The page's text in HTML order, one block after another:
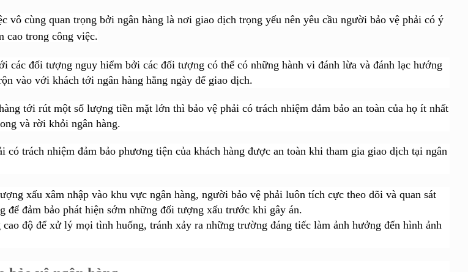
vô cùng quan trọng bởi ngân hàng là nơi giao dịch trọng yếu nên yêu cầu người bảo vệ phải có ý
cao trong công việc.
các đối tượng nguy hiểm bởi các đối tượng có thể có những hành vi đánh lừa và đánh lạc hướng
vào với khách tới ngân hàng hằng ngày để giao dịch.
tới rút một số lượng tiền mặt lớn thì bảo vệ phải có trách nhiệm đảm bảo an toàn của họ ít nhất
và rời khỏi ngân hàng.
có trách nhiệm đảm bảo phương tiện của khách hàng được an toàn khi tham gia giao dịch tại ngân
xấu xâm nhập vào khu vực ngân hàng, người bảo vệ phải luôn tích cực theo dõi và quan sát
để đảm bảo phát hiện sớm những đối tượng xấu trước khi gây án.
độ để xử lý mọi tình huống, tránh xảy ra những trường đáng tiếc làm ảnh hưởng đến hình ảnh